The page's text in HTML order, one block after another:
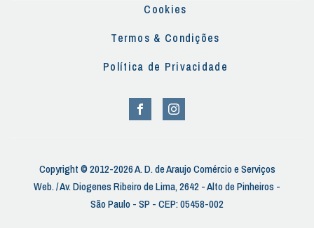
Cookies
Termos & Condições
Política de Privacidade
Copyright © 2012-2026 A. D. de Araujo Comércio e Serviços
Web. / Av. Diogenes Ribeiro de Lima, 2642 - Alto de Pinheiros -
São Paulo - SP - CEP: 05458-002